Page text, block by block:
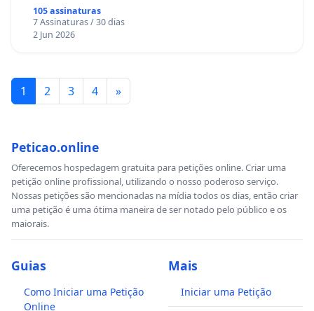
105 assinaturas
7 Assinaturas / 30 dias
2 Jun 2026
1 2 3 4 »
Peticao.online
Oferecemos hospedagem gratuita para petições online. Criar uma
petição online profissional, utilizando o nosso poderoso serviço.
Nossas petições são mencionadas na mídia todos os dias, então criar
uma petição é uma ótima maneira de ser notado pelo público e os
maiorais.
Guias
Como Iniciar uma Petição
Online
Mais
Iniciar uma Petição